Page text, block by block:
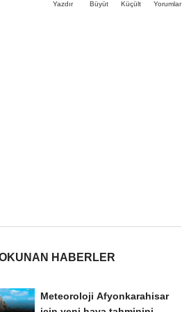
Yazdır Büyüt Küçült Yorumlar
HABERLER
Meteoroloji Afyonkarahisar